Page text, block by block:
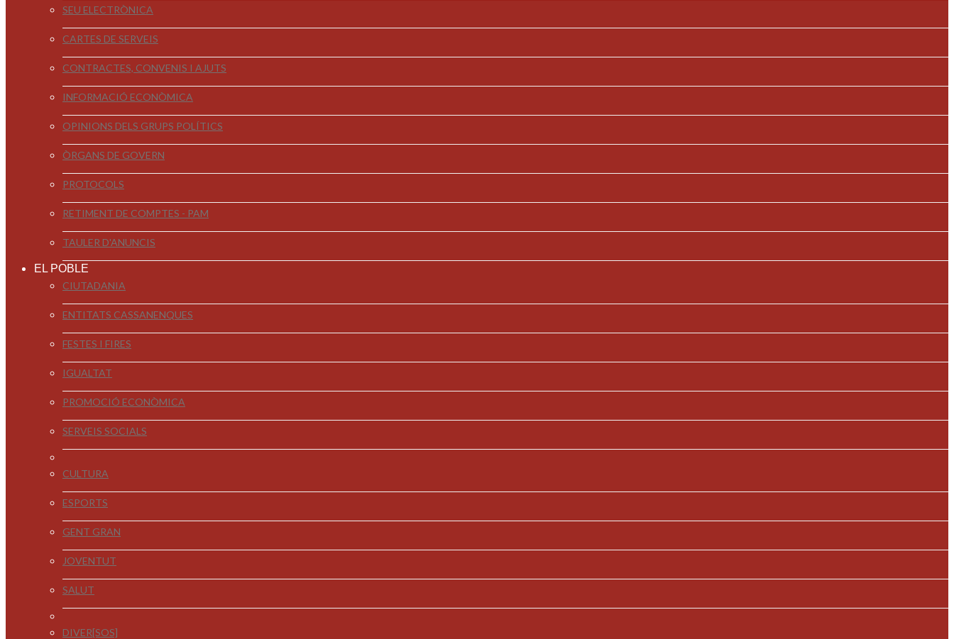
SEU ELECTRÒNICA
CARTES DE SERVEIS
CONTRACTES, CONVENIS I AJUTS
INFORMACIÓ ECONÒMICA
OPINIONS DELS GRUPS POLÍTICS
ÒRGANS DE GOVERN
PROTOCOLS
RETIMENT DE COMPTES - PAM
TAULER D'ANUNCIS
EL POBLE
CIUTADANIA
ENTITATS CASSANENQUES
FESTES I FIRES
IGUALTAT
PROMOCIÓ ECONÒMICA
SERVEIS SOCIALS
CULTURA
ESPORTS
GENT GRAN
JOVENTUT
SALUT
DIVER[SOS]